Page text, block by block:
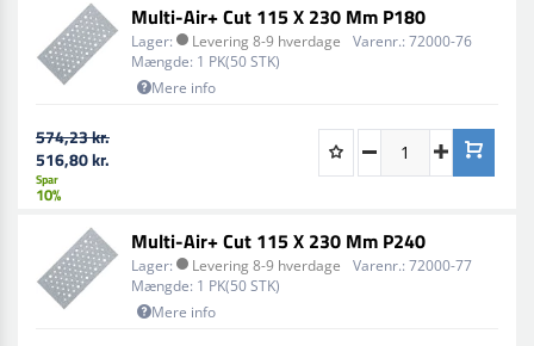
Multi-Air+ Cut 115 X 230 Mm P180
Lager: Levering 8-9 hverdage Varenr.: 72000-76
Mængde: 1 PK(50 STK)
Mere info
574,23 kr.
516,80 kr.
Spar
10%
Multi-Air+ Cut 115 X 230 Mm P240
Lager: Levering 8-9 hverdage Varenr.: 72000-77
Mængde: 1 PK(50 STK)
Mere info